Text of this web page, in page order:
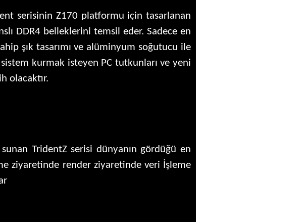
serisinin Z170 platformu için tasarlanan
DDR4 belleklerini temsil eder. Sadece en
şık tasarımı ve alüminyum soğutucu ile
kurmak isteyen PC tutkunları ve yeni
olacaktır.
TridentZ serisi dünyanın gördüğü en
ziyaretinde render ziyaretinde veri İşleme